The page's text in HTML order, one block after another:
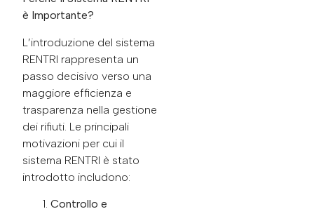
è Importante?
L’introduzione del sistema
RENTRI rappresenta un
passo decisivo verso una
maggiore efficienza e
trasparenza nella gestione
dei rifiuti. Le principali
motivazioni per cui il
sistema RENTRI è stato
introdotto includono:
Controllo e